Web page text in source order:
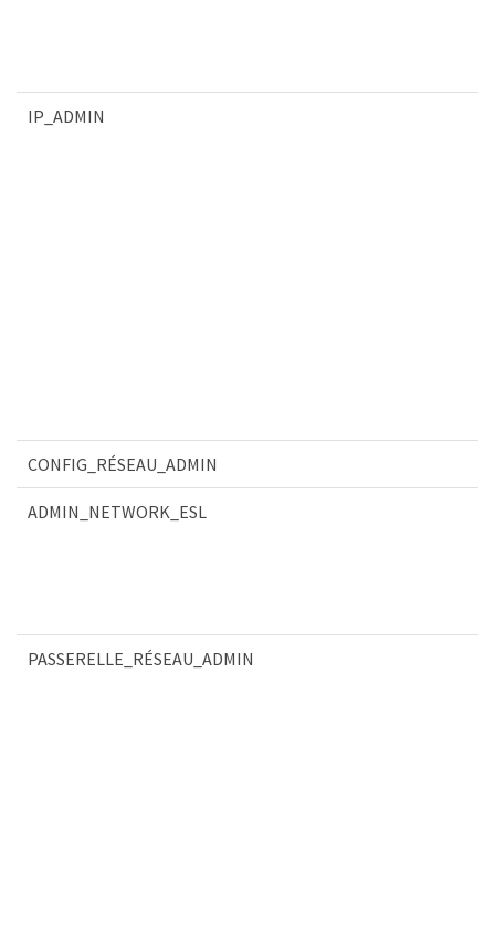
IP_ADMIN
CONFIG_RÉSEAU_ADMIN
ADMIN_NETWORK_ESL
PASSERELLE_RÉSEAU_ADMIN